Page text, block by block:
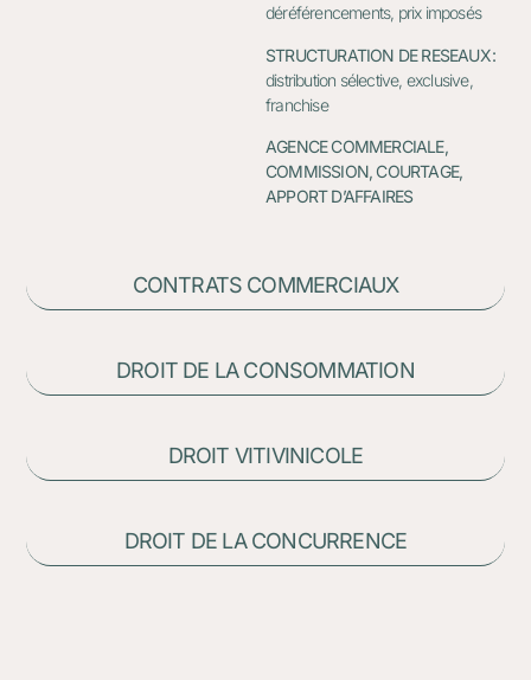
déréférencements, prix imposés
STRUCTURATION DE RESEAUX:
distribution sélective, exclusive,
franchise
AGENCE COMMERCIALE,
COMMISSION, COURTAGE,
APPORT D’AFFAIRES
CONTRATS COMMERCIAUX
DROIT DE LA CONSOMMATION
DROIT VITIVINICOLE
DROIT DE LA CONCURRENCE